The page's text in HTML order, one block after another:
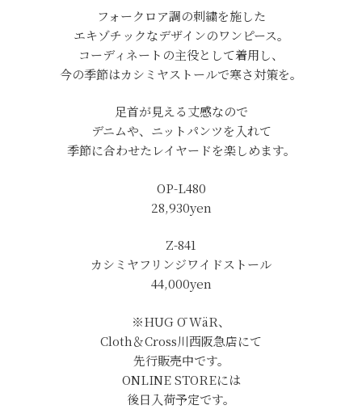
フォークロア調の刺繍を施した
エキゾチックなデザインのワンピース。
コーディネートの主役として着用し、
今の季節はカシミヤストールで寒さ対策を。
足首が見える丈感なので
デニムや、ニットパンツを入れて
季節に合わせたレイヤードを楽しめます。
OP-L480
28,930yen
Z-841
カシミヤフリンジワイドストール
44,000yen
※HUG Ō WäR、
Cloth＆Cross川西阪急店にて
先行販売中です。
ONLINE STOREには
後日入荷予定です。